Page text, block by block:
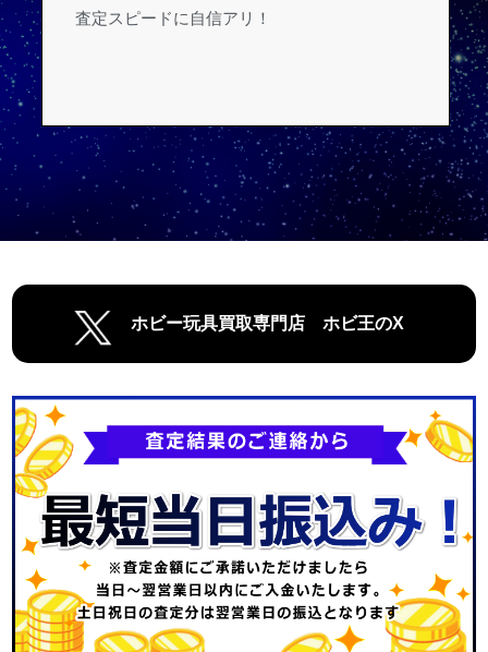
査定スピードに自信アリ！
ホビー玩具買取専門店 ホビ王のX